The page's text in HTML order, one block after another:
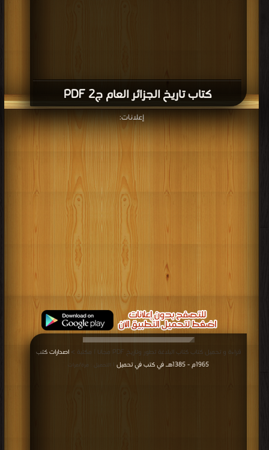
كتاب تاريخ الجزائر العام ج2 PDF
إعلانات:
قراءة و تحميل كتاب كتاب البلاغة تطور وتاريخ PDF مجانا | مكتبة >
اصدارات كتب
1965م - 1385هـ في كتب في تحميل
| التحميل : مرة/مرات